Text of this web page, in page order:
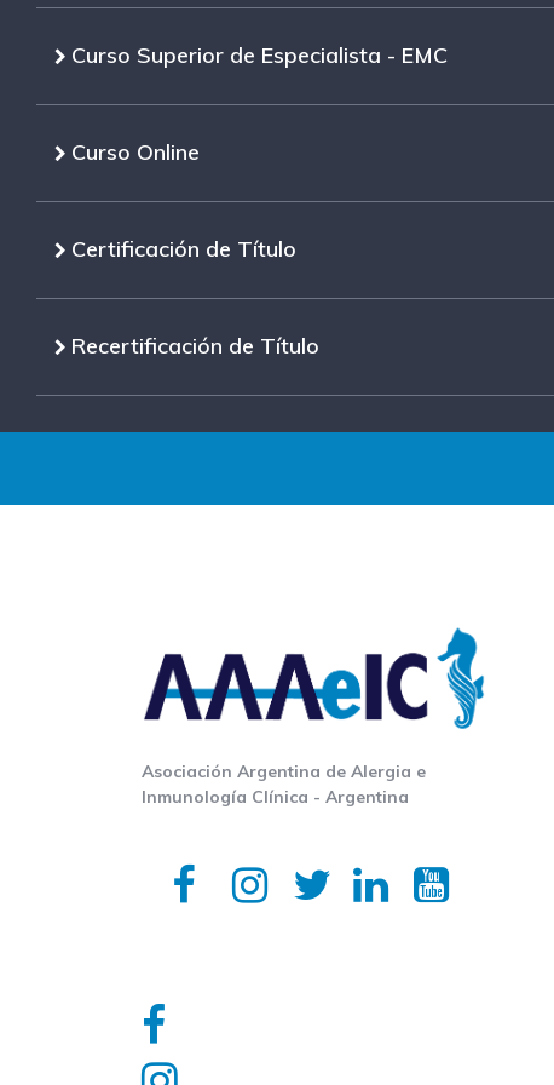
Curso Superior de Especialista - EMC
Curso Online
Certificación de Título
Recertificación de Título
Asociación Argentina de Alergia e
Inmunología Clínica - Argentina